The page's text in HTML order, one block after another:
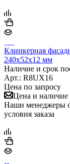
Клинкерная
240х52х12 мм
Наличие и срок
Арт.: R8UX16
Цена по запросу
Цена и наличие
Наши менеджеры
условия заказа